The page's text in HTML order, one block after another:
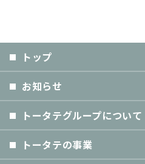
トップ
お知らせ
トータテグループについて
トータテの事業